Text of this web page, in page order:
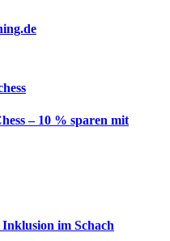
– 10 % sparen mit
im Schach